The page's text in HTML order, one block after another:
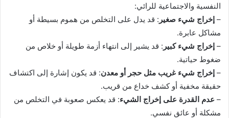
النفسية والاجتماعية للرائي:
– إخراج شيء صغير : قد يدل على التخلص من هموم بسيطة أو
مشاكل عابرة.
– إخراج شيء كبير : قد يشير إلى انتهاء أزمة طويلة أو خلاص من
ضغوط حياتية.
– إخراج شيء غريب مثل حجر أو معدن: قد يكون إشارة إلى اكتشاف
حقيقة مخفية أو كشف خداع من قريب.
– عدم القدرة على إخراج الشيء: قد يعكس صعوبة في التخلص من
مشكلة أو عائق نفسي.